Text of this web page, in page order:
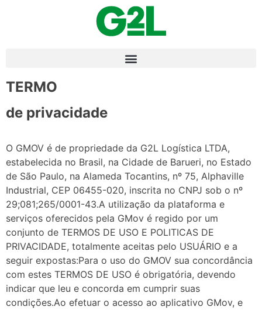
TERMO
de privacidade
O GMOV é de propriedade da G2L Logística LTDA,
estabelecida no Brasil, na Cidade de Barueri, no Estado
de São Paulo, na Alameda Tocantins, nº 75, Alphaville
Industrial, CEP 06455-020, inscrita no CNPJ sob o nº
29;081;265/0001-43.A utilização da plataforma e
serviços oferecidos pela GMov é regido por um
conjunto de TERMOS DE USO E POLITICAS DE
PRIVACIDADE, totalmente aceitas pelo USUÁRIO e a
seguir expostas:Para o uso do GMOV sua concordância
com estes TERMOS DE USO é obrigatória, devendo
indicar que leu e concorda em cumprir suas
condições.Ao efetuar o acesso ao aplicativo GMov, e